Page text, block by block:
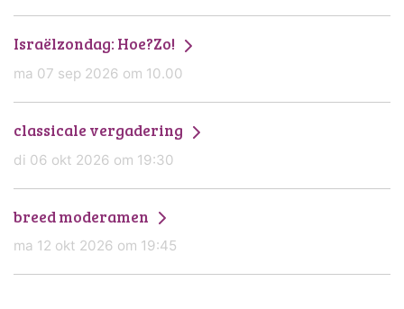
Israëlzondag: Hoe?Zo!
ma 07 sep 2026 om 10.00
classicale vergadering
di 06 okt 2026 om 19:30
breed moderamen
ma 12 okt 2026 om 19:45